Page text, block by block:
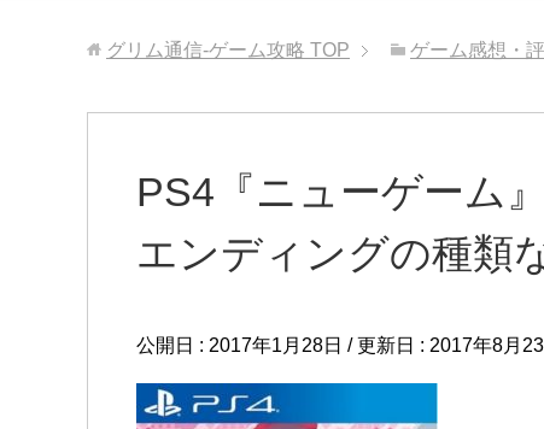
グリム通信-ゲーム攻略 TOP ゲーム感想・
PS4『ニューゲーム
エンディングの種類
公開日 : 2017年1月28日 / 更新日 : 2017年8月23